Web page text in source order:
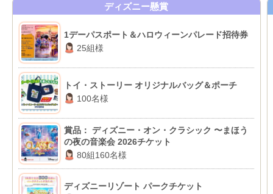
ディズニー懸賞
1デーパスポート＆ハロウィーンパレード招待券
25組様
トイ・ストーリー オリジナルバッグ＆ポーチ
100名様
賞品： ディズニー・オン・クラシック 〜まほう
の夜の音楽会 2026チケット
80組160名様
ディズニーリゾート パークチケット